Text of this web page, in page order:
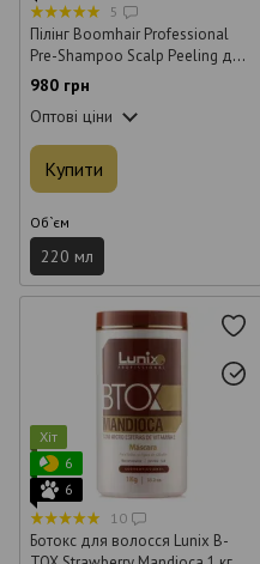
5
Пілінг Boomhair Professional
Pre-Shampoo Scalp Peeling для
шкіри голови 220 мл
980 грн
Оптові ціни
Купити
Об`єм
220 мл
Хіт
6
6
10
Ботокс для волосся Lunix B-